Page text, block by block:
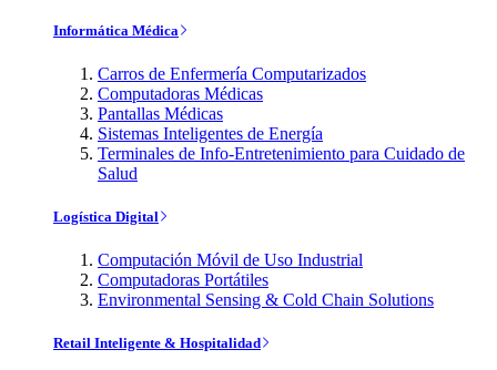
Informática Médica
Carros de Enfermería Computarizados
Computadoras Médicas
Pantallas Médicas
Sistemas Inteligentes de Energía
Terminales de Info-Entretenimiento para Cuidado de
Salud
Logística Digital
Computación Móvil de Uso Industrial
Computadoras Portátiles
Environmental Sensing & Cold Chain Solutions
Retail Inteligente & Hospitalidad